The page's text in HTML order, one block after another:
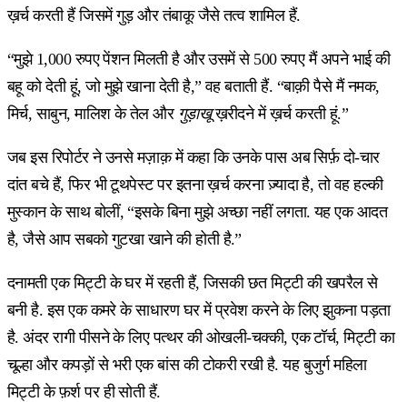
ख़र्च करती हैं जिसमें गुड़ और तंबाकू जैसे तत्व शामिल हैं.
“मुझे 1,000 रुपए पेंशन मिलती है और उसमें से 500 रुपए मैं अपने भाई की
बहू को देती हूं, जो मुझे खाना देती है,” वह बताती हैं. “बाक़ी पैसे मैं नमक,
मिर्च, साबुन, मालिश के तेल और गुड़ाखूख़रीदने में ख़र्च करती हूं.”
जब इस रिपोर्टर ने उनसे मज़ाक़ में कहा कि उनके पास अब सिर्फ़ दो-चार
दांत बचे हैं, फिर भी टूथपेस्ट पर इतना ख़र्च करना ज़्यादा है, तो वह हल्की
मुस्कान के साथ बोलीं, “इसके बिना मुझे अच्छा नहीं लगता. यह एक आदत
है, जैसे आप सबको गुटखा खाने की होती है.”
दनामती एक मिट्टी के घर में रहती हैं, जिसकी छत मिट्टी की खपरैल से
बनी है. इस एक कमरे के साधारण घर में प्रवेश करने के लिए झुकना पड़ता
है. अंदर रागी पीसने के लिए पत्थर की ओखली-चक्की, एक टॉर्च, मिट्टी का
चूल्हा और कपड़ों से भरी एक बांस की टोकरी रखी है. यह बुजुर्ग महिला
मिट्टी के फ़र्श पर ही सोती हैं.